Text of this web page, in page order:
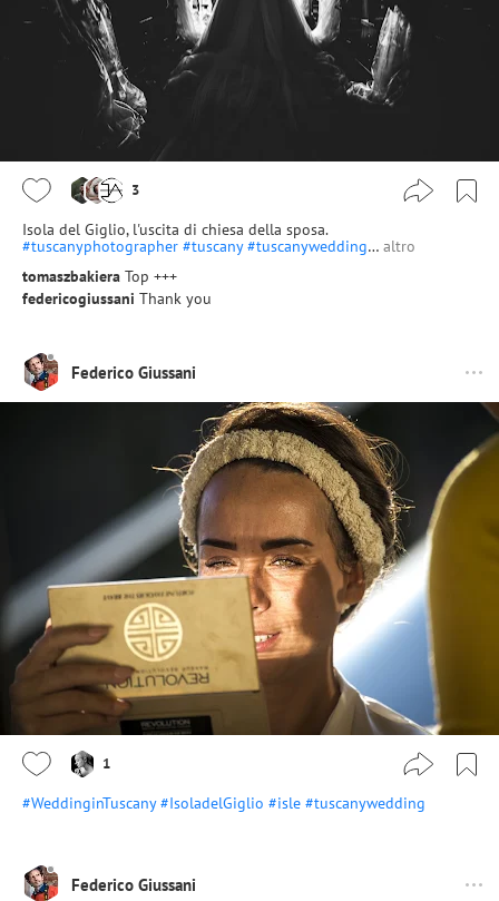
3
Isola del Giglio, l'uscita di chiesa della sposa.
#tuscanyphotographer #tuscany #tuscanywedding… altro
tomaszbakiera Top +++
federicogiussani Thank you
Federico Giussani
1
#WeddinginTuscany #IsoladelGiglio #isle #tuscanywedding
Federico Giussani